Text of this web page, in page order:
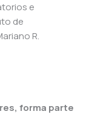
e
de
R.
forma parte